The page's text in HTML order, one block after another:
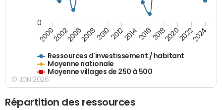
Ressources d'investissement / habitant
Moyenne nationale
Moyenne villages de 250 à 500
200020022006200820102012201420162018202020222024
0
© JDN 2026
Répartition des ressources